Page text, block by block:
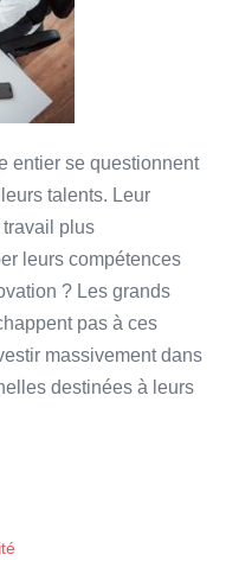
entier se questionnent
talents. Leur
plus
leurs compétences
? Les grands
pas à ces
massivement dans
destinées à leurs